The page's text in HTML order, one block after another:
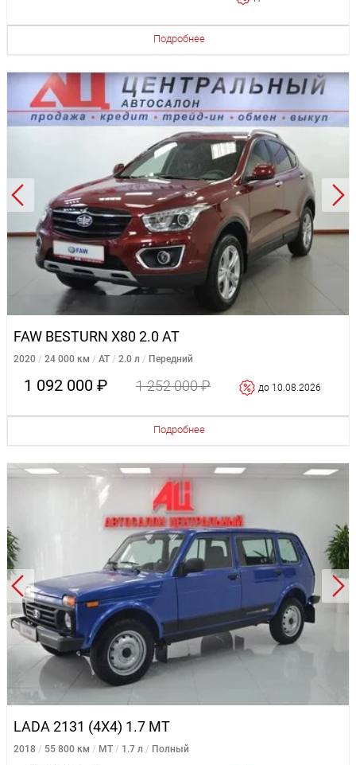
Подробнее
FAW BESTURN X80 2.0 AT
2020 24 000 км AT 2.0 л Передний
1 092 000 ₽ 1 252 000 ₽ до 10.08.2026
Подробнее
LADA 2131 (4X4) 1.7 MT
2018 55 800 км MT 1.7 л Полный